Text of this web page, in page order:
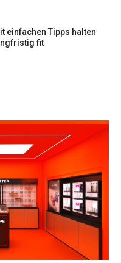
einfachen Tipps halten
fit